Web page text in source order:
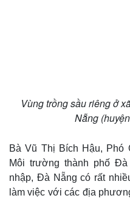
Vùng trồng sầu riêng ở
Nẵng
Bà Vũ Thị Bích Hậu, Phó
Môi trường thành phố
nhập, Đà Nẵng có rất
làm việc với các địa